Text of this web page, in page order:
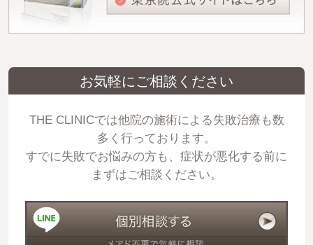
お気軽にご相談ください
THE CLINICでは他院の施術による失敗治療も数
多く行っております。
すでに失敗でお悩みの方も、症状が悪化する前に
まずはご相談ください。